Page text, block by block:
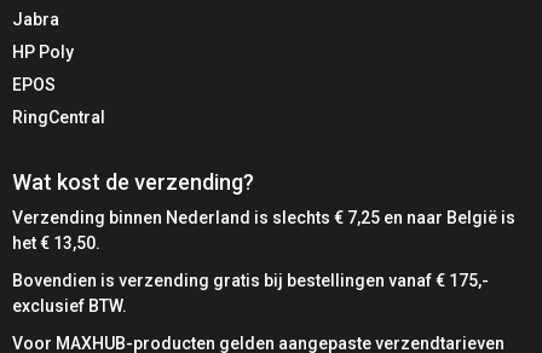
🎧Headset-ondersteunend
met headset
efficiënter werken
🎯 Conclusie
De Kuando Busylight Combi (15301) is een slimme en
effectieve toevoeging aan iedere moderne werkplek. Door
statusweergave en belsignaal te combineren, verhoogt
deze oplossing de productiviteit en voorkomt hij onnodige
Jabra
HP Poly
EPOS
RingCentral
Wat kost de verzending?
Verzending binnen Nederland is slechts € 7,25 en naar België is
het € 13,50.
Bovendien is verzending gratis bij bestellingen vanaf € 175,-
exclusief BTW.
Voor MAXHUB-producten gelden aangepaste verzendtarieven